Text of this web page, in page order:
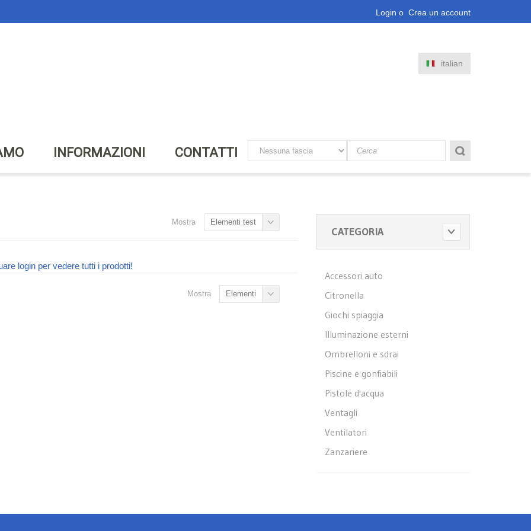
Login o Crea un account
italian
INFORMAZIONI CONTATTI
Mostra Elementi test
login per vedere tutti i prodotti!
Mostra Elementi
CATEGORIA
Accessori auto
Citronella
Giochi spiaggia
Illuminazione esterni
Ombrelloni e sdrai
Piscine e gonfiabili
Pistole d'acqua
Ventagli
Ventilatori
Zanzariere